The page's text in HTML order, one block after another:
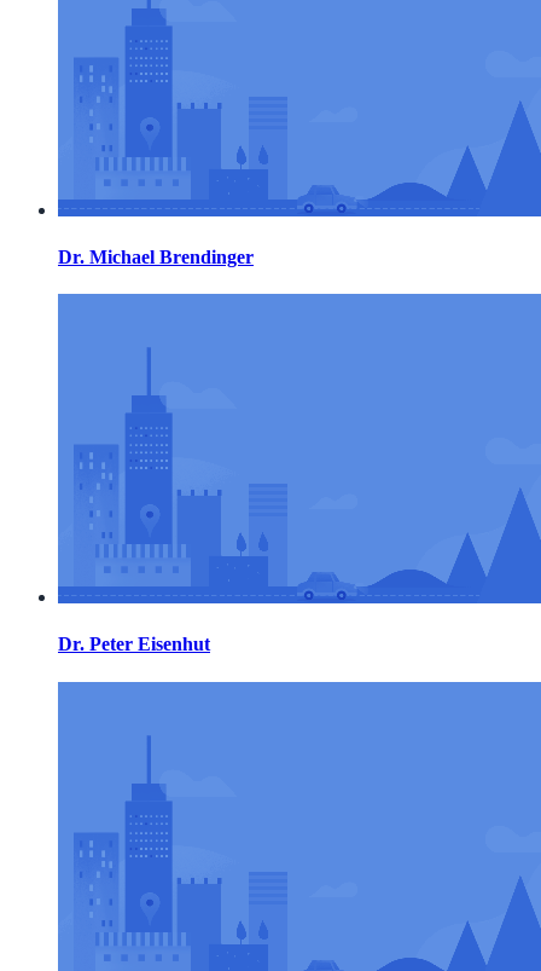
Dr. Michael Brendinger
Dr. Peter Eisenhut